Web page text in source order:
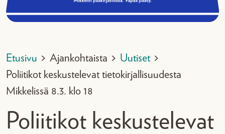
Etusivu > Ajankohtaista > Uutiset >
Poliitikot keskustelevat tietokirjallisuudesta
Mikkelissä 8.3. klo 18
Poliitikot keskustelevat